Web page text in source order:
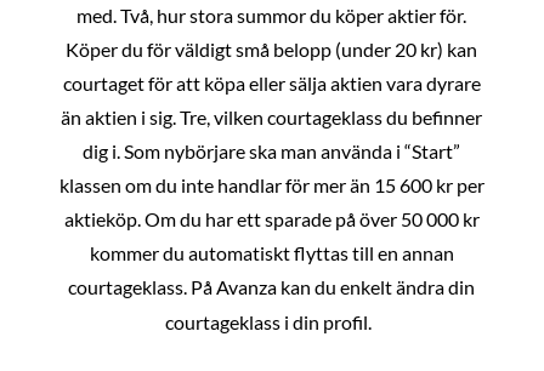
med. Två, hur stora summor du köper aktier för.
Köper du för väldigt små belopp (under 20 kr) kan
courtaget för att köpa eller sälja aktien vara dyrare
än aktien i sig. Tre, vilken courtageklass du befinner
dig i. Som nybörjare ska man använda i “Start”
klassen om du inte handlar för mer än 15 600 kr per
aktieköp. Om du har ett sparade på över 50 000 kr
kommer du automatiskt flyttas till en annan
courtageklass. På Avanza kan du enkelt ändra din
courtageklass i din profil.